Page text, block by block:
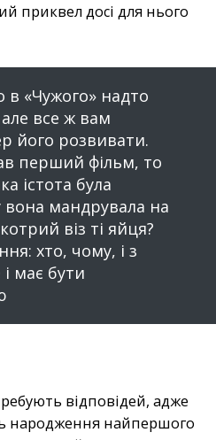
приквел досі для нього
«Чужого» надто
все ж вам
його розвивати.
перший фільм, то
істота була
вона мандрувала на
віз ті яйця?
хто, чому, і з
має бути
відповідей, адже
народження найпершого